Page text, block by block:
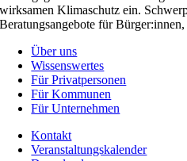
wirksamen Klimaschutz ein.
Beratungsangebote für
Über uns
Wissenswertes
Für Privatpersonen
Für Kommunen
Für Unternehmen
Kontakt
Veranstaltungskalender